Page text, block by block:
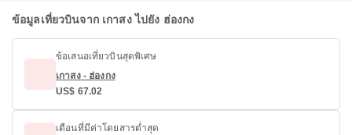
ข้อมูลเที่ยวบินจาก เกาสง ไปยัง ฮ่องกง
ข้อเสนอเที่ยวบินสุดพิเศษ
เกาสง - ฮ่องกง
US$ 67.02
เดือนที่มีค่าโดยสารต่ำสุด